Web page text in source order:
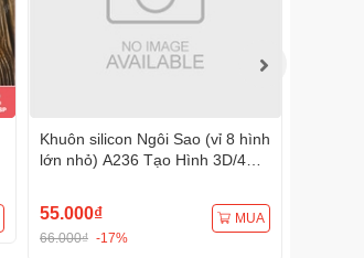
Khuôn silicon Ngôi Sao (vỉ 8 hình
lớn nhỏ) A236 Tạo Hình 3D/4D
55.000₫
66.000₫ -17%
MUA